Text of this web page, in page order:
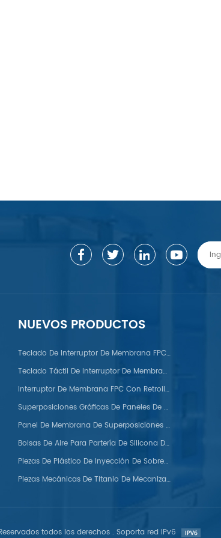
Nylon/POM/PVC/PMMA/PEEK
NUEVOS PRODUCTOS
Teclado De Interruptor De Membrana FPC Con Domo Metálico
Teclado Táctil De Interruptor De Membrana FPC
Interruptor De Membrana FPC Con Retroiluminación LED
Superposiciones Gráficas De Paneles De Membrana Para Automóviles
Panel De Membrana De Superposiciones Gráficas De Silicona
Bolsas De Aire Para Partería De Silicona De Grado Médico
Piezas De Plástico De Inyección De Sobremoldeo
Piezas Mecánicas De Titanio De Mecanizado CNC Personalizadas
todos los derechos . Soporta red IPv6